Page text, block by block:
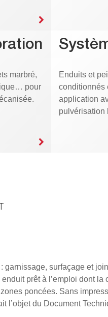
marbré,
pour
Enduits et
conditionnés
application
pulvérisation
garnissage, surfaçage et
prêt à l’emploi dont la
poncées. Sans
l’objet du Document
et de lissage, pour
en pâte prêt à
les angles saillants !
collage
retrait en pâte prêt à
(largeur jusqu'a
possible